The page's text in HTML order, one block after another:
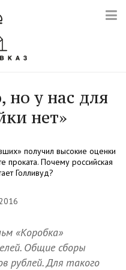
но у нас для
нет»
получил высокие оценки
проката. Почему российская
Голливуд?
«Коробка»
Общие сборы
рублей. Для такого